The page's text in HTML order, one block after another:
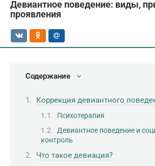
Девиантное поведение: виды,
проявления
Содержание
Коррекция девиантного
Психотерапия
Девиантное поведение и
контроль
Что такое девиация?